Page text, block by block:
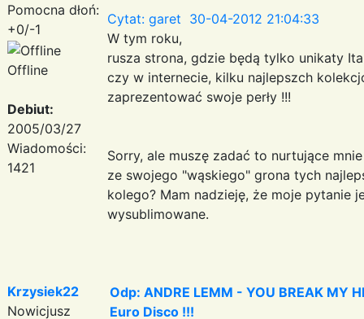
Pomocna dłoń:
+0/-1
Offline
Debiut:
2005/03/27
Wiadomości:
1421
Cytat: garet 30-04-2012 21:04:33
W tym roku,
rusza strona, gdzie będą tylko unikaty
czy w internecie, kilku najlepszch
zaprezentować swoje perły !!!
Sorry, ale muszę zadać to nurtujące
ze swojego "wąskiego" grona tych
kolego? Mam nadzieję, że moje pytanie
wysublimowane.
Krzysiek22
Nowicjusz
Odp: ANDRE LEMM - YOU BREAK MY
Euro Disco !!!